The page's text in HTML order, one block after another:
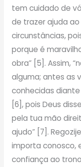
tem cuidado de
de trazer ajuda
circunstâncias,
porque é
obra” [5]. Assim,
alguma; antes as
conhecidas
[6], pois Deus
pela tua mão
ajudo” [7].
importa conosco,
confiança ao